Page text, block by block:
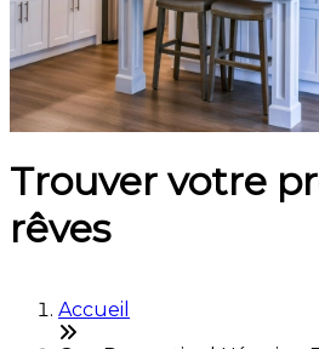
Trouver votre
rêves
Accueil